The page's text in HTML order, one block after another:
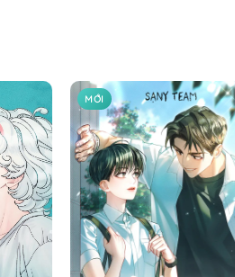
MỚI